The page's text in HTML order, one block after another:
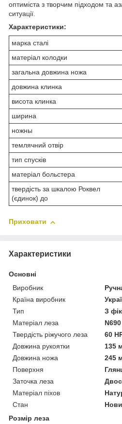
оптиміста з творчим підходом та
ситуації.
Характеристики:
марка сталі
матеріал колодки
загальна довжина ножа
довжина клинка
висота клинка
ширина
ножны
темлячний отвір
тип спусків
матеріал больстера
твердість за шкалою Роквел
(єдинок) до
Приховати
Характеристики
Основні
Виробник
Країна виробник
Тип
З
Матеріал леза
N690
Твердість ріжучого леза
60
Довжина рукоятки
135
Довжина ножа
245
Поверхня
Заточка леза
Матеріал піхов
Стан
Розмір леза